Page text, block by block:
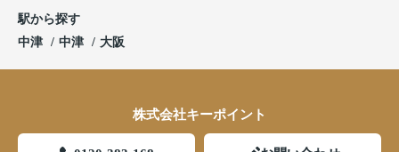
駅から探す
中津
中津 大阪
株式会社キーポイント